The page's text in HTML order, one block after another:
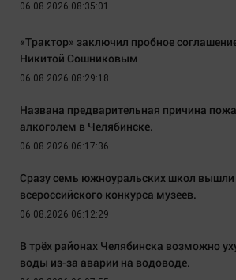
06.08.2026 08:35:01
«Трактор» заключил пробное
Никитой Сошниковым
06.08.2026 08:29:18
Названа предварительная причина
алкоголем в Челябинске.
06.08.2026 06:17:36
Сразу семь южноуральских школ
всероссийского конкурса музеев.
06.08.2026 06:12:29
В трёх районах Челябинска возможно
воды из-за аварии на водоводе.